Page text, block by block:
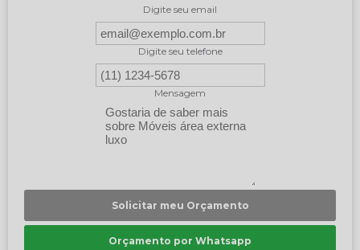
Digite seu email
Digite seu telefone
Mensagem
Solicitar meu Orçamento
Orçamento por Whatsapp